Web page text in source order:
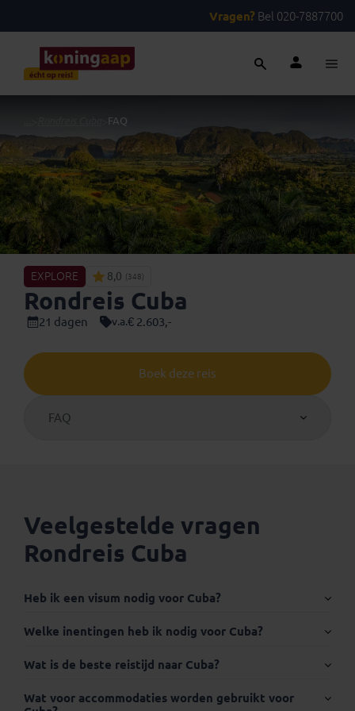
Vragen? Bel 020-7887700
FAQ
EXPLORE 8,0 (348)
Rondreis Cuba
21 dagen v.a.€ 2.603,-
Boek deze reis
FAQ
Veelgestelde vragen
Rondreis Cuba
Heb ik een visum nodig voor Cuba?
Internationaal paspoort
Welke inentingen heb ik nodig voor Cuba?
Wat is de beste reistijd naar Cuba?
Wat voor accommodaties worden gebruikt voor